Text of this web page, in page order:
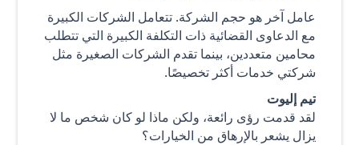
عامل آخر هو حجم الشركة. تتعامل الشركات الكبيرة
مع الدعاوى القضائية ذات التكلفة الكبيرة التي تتطلب
محامين متعددين، بينما تقدم الشركات الصغيرة مثل
شركتي خدمات أكثر تخصيصًا.
تيم إليوت
لقد قدمت رؤى رائعة، ولكن ماذا لو كان شخص ما لا
يزال يشعر بالإرهاق من الخيارات؟